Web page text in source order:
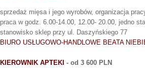
sprzedaż mięsa i jego wyrobów, organizacja
praca w godz. 6.00-14.00, 12.00- 20.00, jedno
stanowisko sklep przy ul. Daszyńskiego 77
BIURO USŁUGOWO-HANDLOWE BEATA
KIEROWNIK APTEKI - od 3 600 PLN